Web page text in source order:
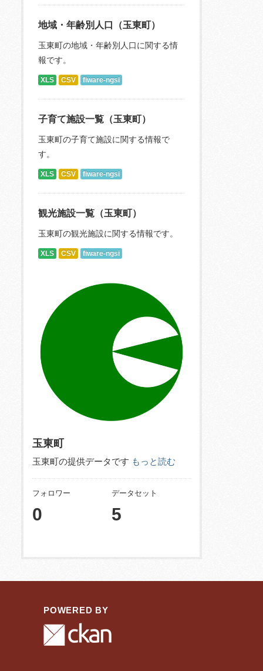
地域・年齢別人口（玉東町）
玉東町の地域・年齢別人口に関する情
報です。
XLS CSV fiware-ngsi
子育て施設一覧（玉東町）
玉東町の子育て施設に関する情報で
す。
XLS CSV fiware-ngsi
観光施設一覧（玉東町）
玉東町の観光施設に関する情報です。
XLS CSV fiware-ngsi
玉東町
玉東町の提供データです もっと読む
フォロワー
0
データセット
5
POWERED BY